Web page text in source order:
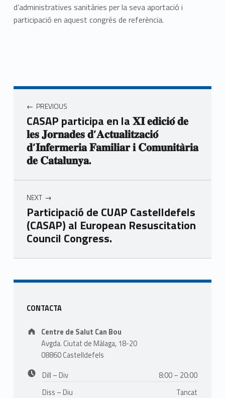
d’administratives sanitàries per la seva aportació i
participació en aquest congrés de referència.
Navegació d'entrades
PREVIOUS
CASAP participa en la 𝐗𝐈 𝐞𝐝𝐢𝐜𝐢𝐨́ 𝐝𝐞
𝐥𝐞𝐬 𝐉𝐨𝐫𝐧𝐚𝐝𝐞𝐬 𝐝’𝐀𝐜𝐭𝐮𝐚𝐥𝐢𝐭𝐳𝐚𝐜𝐢𝐨́
𝐝’𝐈𝐧𝐟𝐞𝐫𝐦𝐞𝐫𝐢𝐚 𝐅𝐚𝐦𝐢𝐥𝐢𝐚𝐫 𝐢 𝐂𝐨𝐦𝐮𝐧𝐢𝐭𝐚̀𝐫𝐢𝐚
𝐝𝐞 𝐂𝐚𝐭𝐚𝐥𝐮𝐧𝐲𝐚.
NEXT
Participació de CUAP Castelldefels
(CASAP) al European Resuscitation
Council Congress.
Skip back to main navigation
Sidebar
CONTACTA
Address:
Centre de Salut Can Bou
Avgda. Ciutat de Màlaga, 18-20
08860 Castelldefels
Dill – Div
8:00 – 20:00
Diss – Diu
Tancat